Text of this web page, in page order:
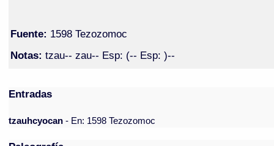
Fuente: 1598 Tezozomoc
Notas: tzau-- zau-- Esp: (-- Esp: )--
Entradas
tzauhcyocan- En: 1598 Tezozomoc